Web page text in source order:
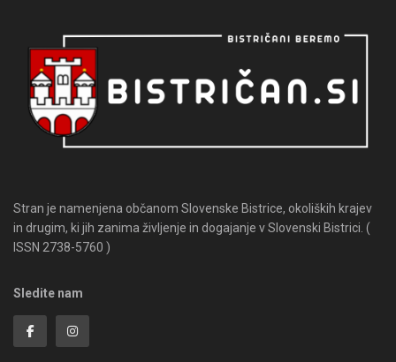
Stran je namenjena občanom Slovenske Bistrice, okoliških krajev
in drugim, ki jih zanima življenje in dogajanje v Slovenski Bistrici. (
ISSN 2738-5760 )
Sledite nam